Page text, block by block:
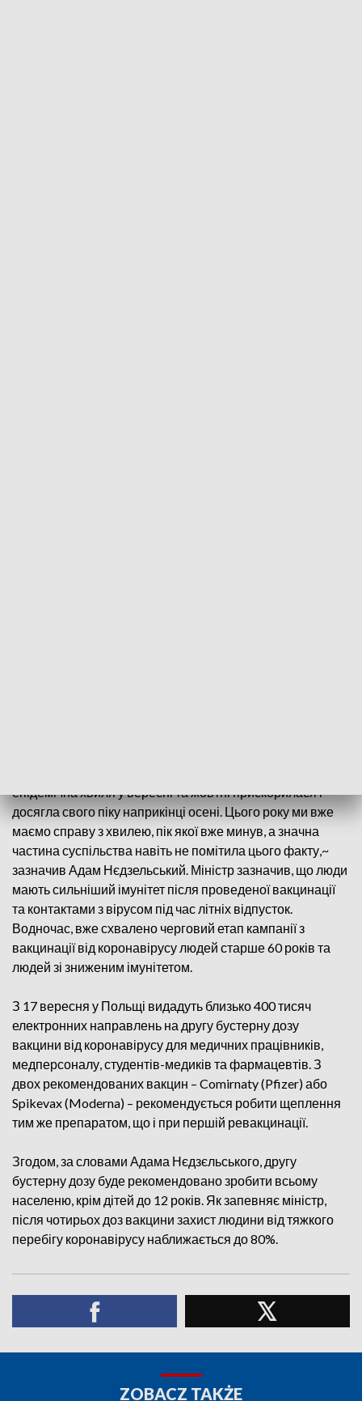
епідемічна хвиля у вересні та жовтні прискорилася і
досягла свого піку наприкінці осені. Цього року ми вже
маємо справу з хвилею, пік якої вже минув, а значна
частина суспільства навіть не помітила цього факту,~
зазначив Адам Нєдзельський. Міністр зазначив, що люди
мають сильніший імунітет після проведеної вакцинації
та контактами з вірусом під час літніх відпусток.
Водночас, вже схвалено черговий етап кампанії з
вакцинації від коронавірусу людей старше 60 років та
людей зі зниженим імунітетом.
З 17 вересня у Польщі видадуть близько 400 тисяч
електронних направлень на другу бустерну дозу
вакцини від коронавірусу для медичних працівників,
медперсоналу, студентів-медиків та фармацевтів. З
двох рекомендованих вакцин – Comirnaty (Pfizer) або
Spikevax (Moderna) – рекомендується робити щеплення
тим же препаратом, що і при першій ревакцинації.
Згодом, за словами Адама Нєдзєльського, другу
бустерну дозу буде рекомендовано зробити всьому
населеню, крім дітей до 12 років. Як запевняє міністр,
після чотирьох доз вакцини захист людини від тяжкого
перебігу коронавірусу наближається до 80%.
ZOBACZ TAKŻE